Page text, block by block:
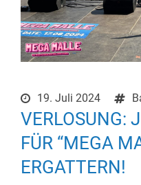
19. Juli 2024
VERLOSUNG:
FÜR “MEGA
ERGATTERN!